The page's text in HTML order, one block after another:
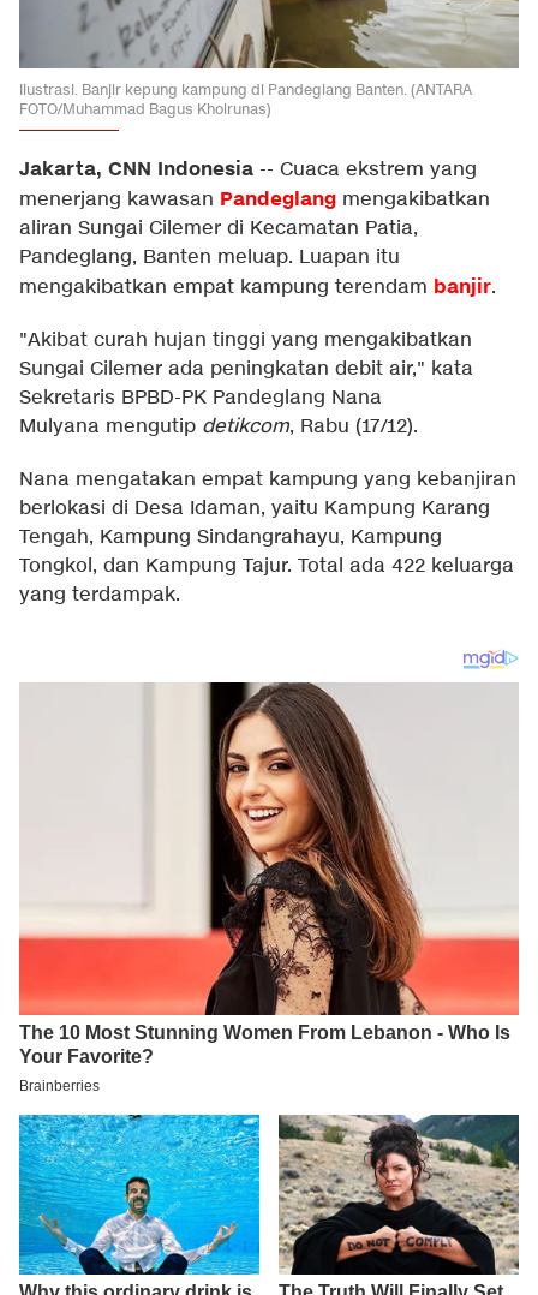
Ilustrasi. Banjir kepung kampung di Pandeglang Banten. (ANTARA
FOTO/Muhammad Bagus Khoirunas)
Jakarta, CNN Indonesia -- Cuaca ekstrem yang
menerjang kawasan Pandeglang mengakibatkan
aliran Sungai Cilemer di Kecamatan Patia,
Pandeglang, Banten meluap. Luapan itu
mengakibatkan empat kampung terendam banjir.
"Akibat curah hujan tinggi yang mengakibatkan
Sungai Cilemer ada peningkatan debit air," kata
Sekretaris BPBD-PK Pandeglang Nana
Mulyana mengutip detikcom, Rabu (17/12).
Nana mengatakan empat kampung yang kebanjiran
berlokasi di Desa Idaman, yaitu Kampung Karang
Tengah, Kampung Sindangrahayu, Kampung
Tongkol, dan Kampung Tajur. Total ada 422 keluarga
yang terdampak.